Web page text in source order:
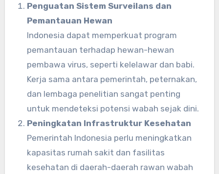
Penguatan Sistem Surveilans dan
Pemantauan Hewan
Indonesia dapat memperkuat program
pemantauan terhadap hewan-hewan
pembawa virus, seperti kelelawar dan babi.
Kerja sama antara pemerintah, peternakan,
dan lembaga penelitian sangat penting
untuk mendeteksi potensi wabah sejak dini.
Peningkatan Infrastruktur Kesehatan
Pemerintah Indonesia perlu meningkatkan
kapasitas rumah sakit dan fasilitas
kesehatan di daerah-daerah rawan wabah